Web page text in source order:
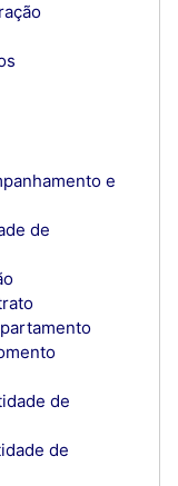
e
de
de
de